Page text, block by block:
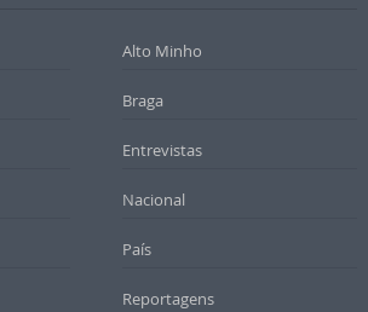
Alto Minho
Braga
Entrevistas
Nacional
País
Reportagens